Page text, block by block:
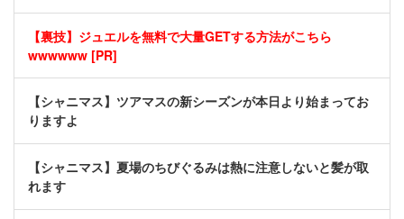
【裏技】ジュエルを無料で大量GETする方法がこちら
wwwwww [PR]
【シャニマス】ツアマスの新シーズンが本日より始まってお
りますよ
【シャニマス】夏場のちびぐるみは熱に注意しないと髪が取
れます